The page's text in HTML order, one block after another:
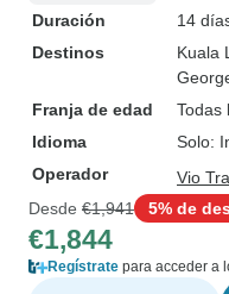
Duración
14
Destinos
Kuala
Franja de edad
Todas
Idioma
Solo:
Operador
Vio
Desde €1,941 5% de
€1,844
Regístrate para acceder a